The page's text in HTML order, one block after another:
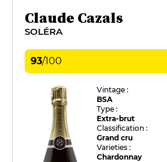
Claude Cazals
SOLÉRA
93/100
Vintage :
BSA
Type :
Extra-brut
Classification :
Grand cru
Varieties :
Chardonnay